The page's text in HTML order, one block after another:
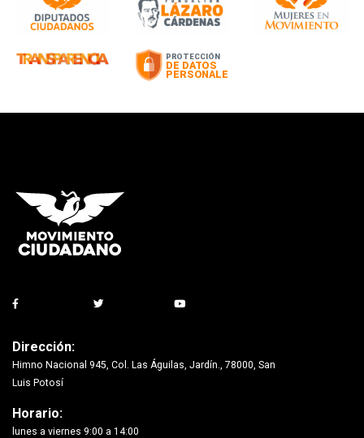
Dirección:
Himno Nacional 945, Col. Las Águilas, Jardín., 78000, San
Luis Potosí
Horario:
lunes a viernes 9:00 a 14:00